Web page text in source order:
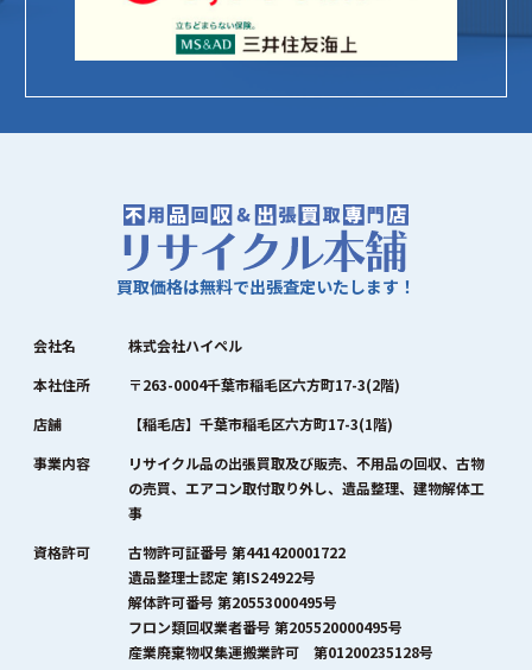
買取価格は無料で出張査定いたします！
会社名
株式会社ハイペル
本社住所
〒263-0004千葉市稲毛区六方町17-3(2階)
店舗
【稲毛店】千葉市稲毛区六方町17-3(1階)
事業内容
リサイクル品の出張買取及び販売、不用品の回収、古物
の売買、エアコン取付取り外し、遺品整理、建物解体工
事
資格許可
古物許可証番号 第441420001722
遺品整理士認定 第IS24922号
解体許可番号 第20553000495号
フロン類回収業者番号 第205520000495号
産業廃棄物収集運搬業許可 第01200235128号